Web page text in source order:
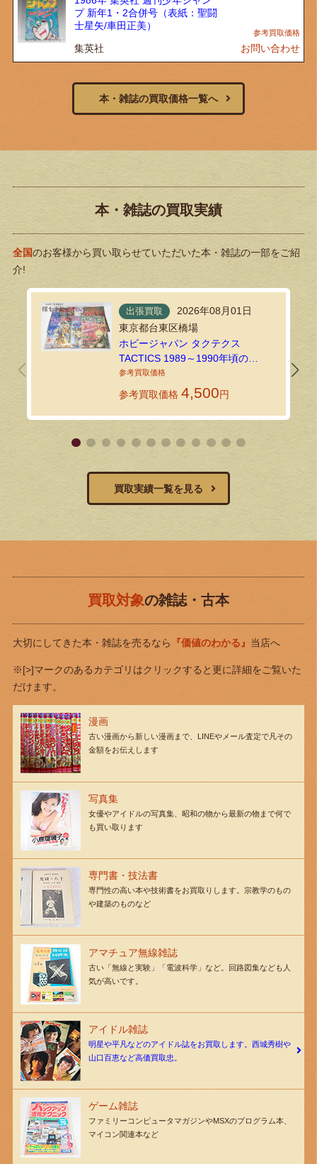
プ 新年1・2合併号（表紙：聖闘
士星矢/車田正美）
集英社 お問い合わせ
本・雑誌の買取価格一覧へ
本・雑誌の買取実績
全国のお客様から買い取らせていただいた本・雑誌の一部をご紹
介!
出張買取
2026年08月01日
東京都台東区橋場
ホビージャパン タクテクス
TACTICS 1989～1990年頃の
TRPG・ゲーム雑誌を出張買取しま
した！
参考買取価格 4,500円
買取実績一覧を見る
買取対象の雑誌・古本
大切にしてきた本・雑誌を売るなら 『価値のわかる』 当店へ
※[>]マークのあるカテゴリはクリックすると更に詳細をご覧いた
だけます。
漫画
古い漫画から新しい漫画まで、LINEやメール査定で凡その
金額をお伝えします
写真集
女優やアイドルの写真集、昭和の物から最新の物まで何で
も買い取ります
専門書・技法書
専門性の高い本や技術書をお買取りします。宗教学のもの
や建築のものなど
アマチュア無線雑誌
古い「無線と実験」「電波科学」など。回路図集なども人
気が高いです。
アイドル雑誌
明星や平凡などのアイドル誌をお買取します。西城秀樹や
山口百恵など高価買取忠。
ゲーム雑誌
ファミリーコンピュータマガジンやMSXのプログラム本、
マイコン関連本など